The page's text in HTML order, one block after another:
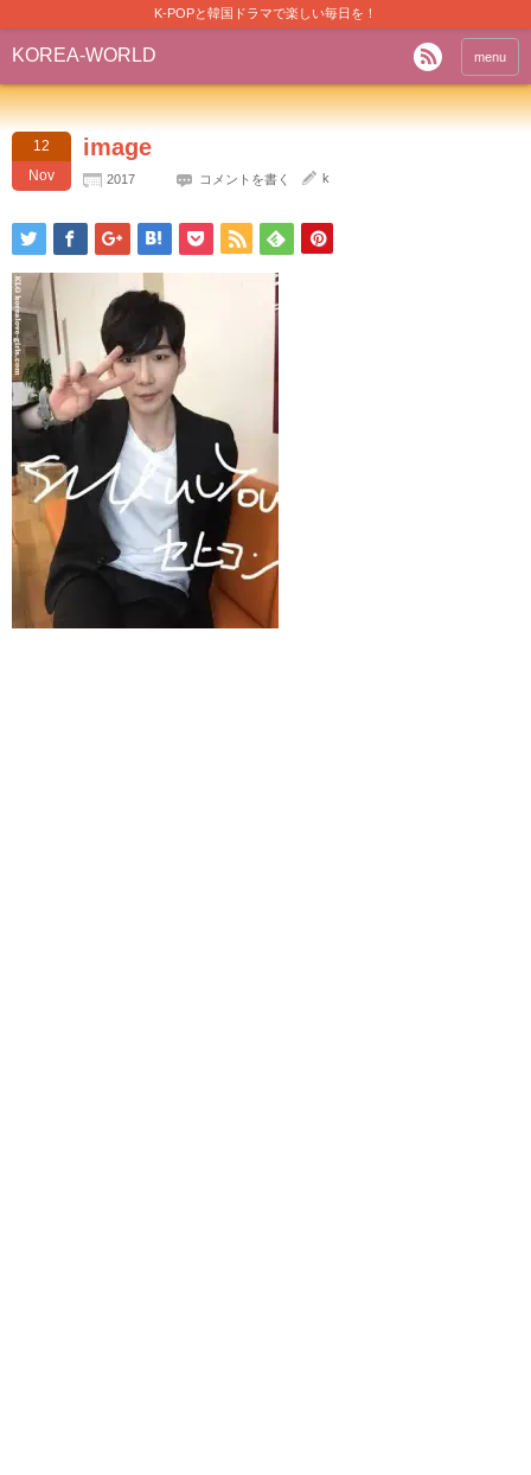
K-POPと韓国ドラマで楽しい毎日を！
KOREA-WORLD menu
12
Nov
image
2017 コメントを書く k